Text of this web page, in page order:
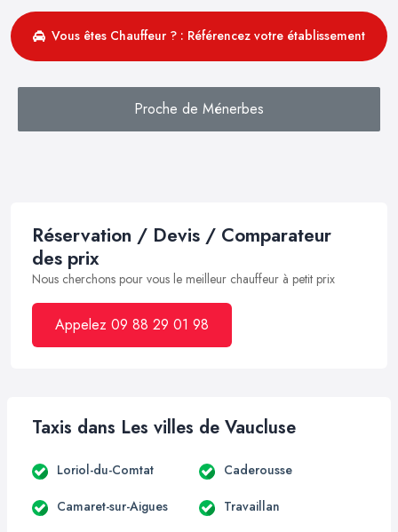
Vous êtes Chauffeur ? : Référencez votre établissement
Proche de Ménerbes
Réservation / Devis / Comparateur
des prix
Nous cherchons pour vous le meilleur chauffeur à petit prix
Appelez 09 88 29 01 98
Taxis dans Les villes de Vaucluse
Loriol-du-Comtat Caderousse
Camaret-sur-Aigues Travaillan